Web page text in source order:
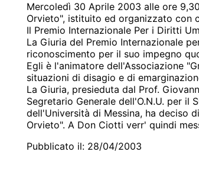
Mercoledì 30 Aprile 2003 alle ore
Orvieto", istituito ed organizzato con
Il Premio Internazionale Per i Diritti
La Giuria del Premio Internazionale
riconoscimento per il suo impegno
Egli è l'animatore dell'Associazione
situazioni di disagio e di
La Giuria, presieduta dal Prof.
Segretario Generale dell'O.N.U. per
dell'Università di Messina, ha deciso
Orvieto". A Don Ciotti verr' quindi
Pubblicato il: 28/04/2003